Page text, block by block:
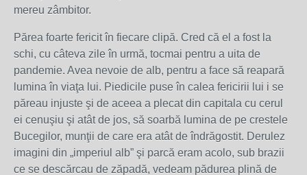
mereu zâmbitor.
Părea foarte fericit în fiecare clipă. Cred că el a fost la
schi, cu câteva zile în urmă, tocmai pentru a uita de
pandemie. Avea nevoie de alb, pentru a face să reapară
lumina în viaţa lui. Piedicile puse în calea fericirii lui i se
păreau injuste şi de aceea a plecat din capitala cu cerul
ei cenuşiu şi atât de jos, să soarbă lumina de pe crestele
Bucegilor, munţii de care era atât de îndrăgostit. Derulez
imagini din „imperiul alb” şi parcă eram acolo, sub brazii
ce se descărcau de zăpadă, vedeam pădurea plină de